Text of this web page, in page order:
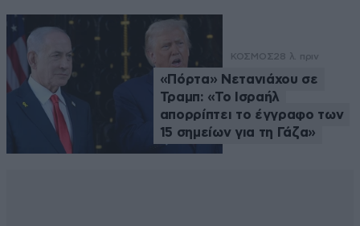
ΚΟΣΜΟΣ28 λ. πριν
«Πόρτα» Νετανιάχου σε
Τραμπ: «Το Ισραήλ
απορρίπτει το έγγραφο των
15 σημείων για τη Γάζα»